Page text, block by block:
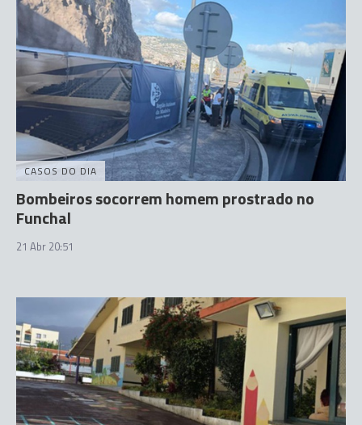
CASOS DO DIA
Bombeiros socorrem homem prostrado no
Funchal
21 Abr 20:51